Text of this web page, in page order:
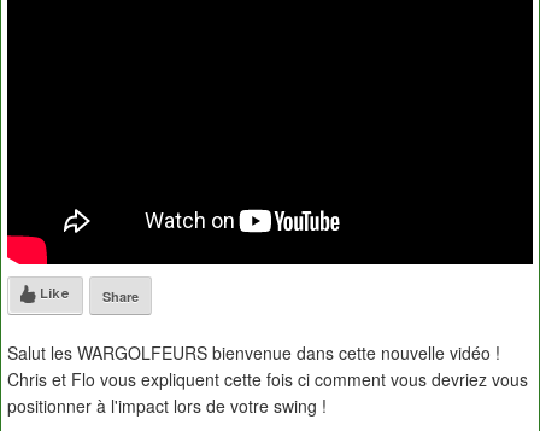
Like Share
Salut les WARGOLFEURS bienvenue dans cette nouvelle vidéo !
Chris et Flo vous expliquent cette fois ci comment vous devriez vous
positionner à l'impact lors de votre swing !